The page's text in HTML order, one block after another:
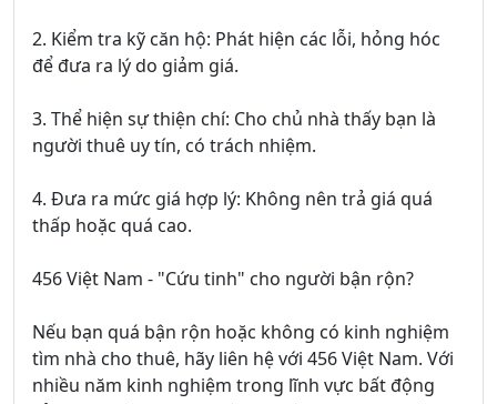
2. Kiểm tra kỹ căn hộ: Phát hiện các lỗi, hỏng hóc
để đưa ra lý do giảm giá.
3. Thể hiện sự thiện chí: Cho chủ nhà thấy bạn là
người thuê uy tín, có trách nhiệm.
4. Đưa ra mức giá hợp lý: Không nên trả giá quá
thấp hoặc quá cao.
456 Việt Nam - "Cứu tinh" cho người bận rộn?
Nếu bạn quá bận rộn hoặc không có kinh nghiệm
tìm nhà cho thuê, hãy liên hệ với 456 Việt Nam. Với
nhiều năm kinh nghiệm trong lĩnh vực bất động